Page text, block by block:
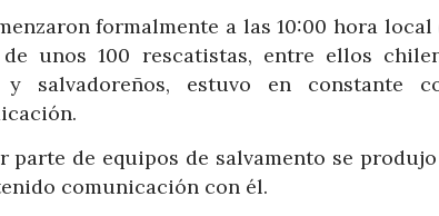
formalmente a las 10:00 hora local
unos 100 rescatistas, entre ellos
y salvadoreños, estuvo en constante
de equipos de salvamento se
comunicación con él.